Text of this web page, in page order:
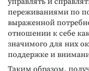
переживаниями по
выраженной
отношении к себе
значимого для них
поддержке и